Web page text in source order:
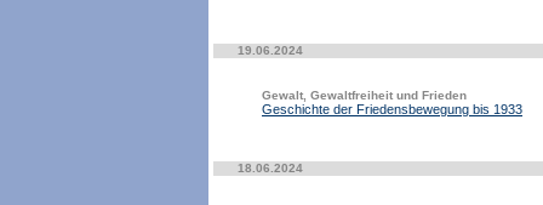
19.06.2024
Gewalt, Gewaltfreiheit und Frieden
Geschichte der Friedensbewegung bis 1933
18.06.2024